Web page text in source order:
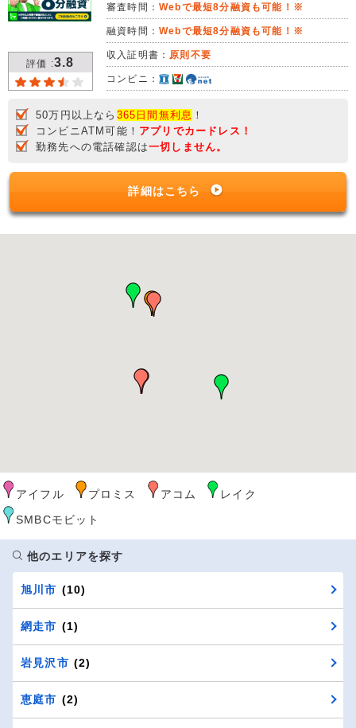
評価 :3.8
審査時間： Webで最短8分融資も可能！※
融資時間： Webで最短8分融資も可能！※
収入証明書： 原則不要
コンビニ：
50万円以上なら 365日間無利息 ！
コンビニATM可能！ アプリでカードレス！
勤務先への電話確認は一切しません。
詳細はこちら
アイフル プロミス アコム
レイク
SMBCモビット
他のエリアを探す
旭川市 (10)
網走市 (1)
岩見沢市 (2)
恵庭市 (2)